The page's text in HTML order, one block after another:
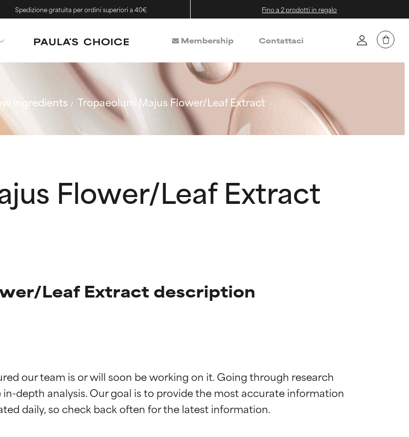
Spedizione gratuita per ordini superiori a 40€ Fino a 2 prodotti in regalo
Membership Contattaci
ingredients
Tropaeolum Majus Flower/Leaf Extract
Flower/Leaf Extract
Leaf Extract description
our team is or will soon be working on it. Going through research
depth analysis. Our goal is to provide the most accurate information
studi indipendenti. Ingrediente attivo eccezionale per la maggior
studi indipendenti. Ingrediente attivo eccezionale per la maggior